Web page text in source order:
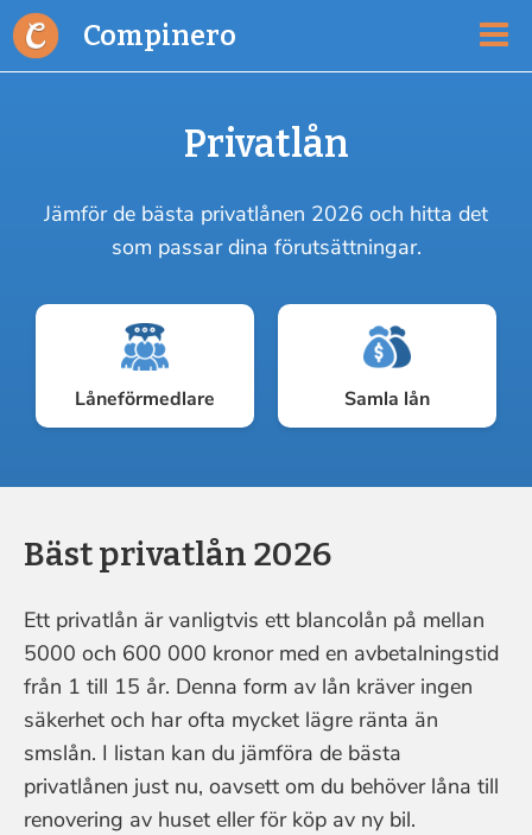
Compinero
Privatlån
Jämför de bästa privatlånen 2026 och hitta det
som passar dina förutsättningar.
Låneförmedlare Samla lån
Bäst privatlån 2026
Ett privatlån är vanligtvis ett blancolån på mellan
5000 och 600 000 kronor med en avbetalningstid
från 1 till 15 år. Denna form av lån kräver ingen
säkerhet och har ofta mycket lägre ränta än
smslån. I listan kan du jämföra de bästa
privatlånen just nu, oavsett om du behöver låna till
renovering av huset eller för köp av ny bil.